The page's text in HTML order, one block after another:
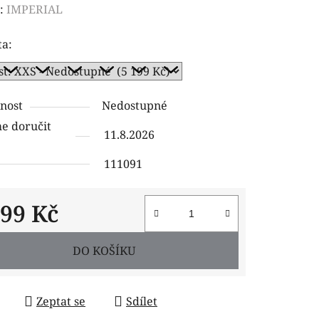
IMPERIAL
Nedostupné
doručit
11.8.2026
111091
Kč
cena:
DO KOŠÍKU
Zeptat se Sdílet